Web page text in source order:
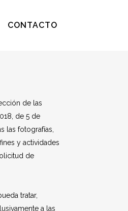
CONTACTO
de las
de 5 de
las fotografías,
y actividades
de
tratar,
a las